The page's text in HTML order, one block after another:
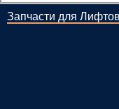
Запчасти для